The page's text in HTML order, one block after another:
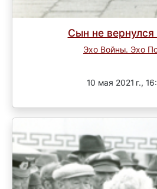
Сын не
Эхо Войны. Эхо
10 мая 2021 г.,